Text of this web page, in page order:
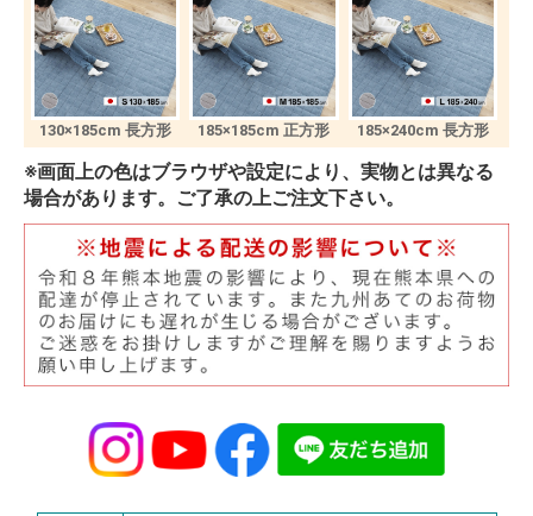
130×185cm 長方形 185×185cm 正方形 185×240cm 長方形
※画面上の色はブラウザや設定により、実物とは異なる
場合があります。ご了承の上ご注文下さい。